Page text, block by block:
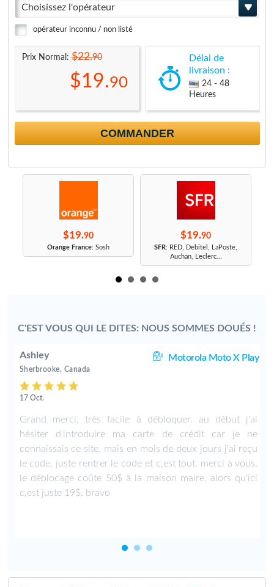
Choisissez l'opérateur
opérateur inconnu / non listé
Prix Normal:$22.90
$19.90
Délai de
livraison :
24 - 48
Heures
COMMANDER
$19.90
Orange France: Sosh
$19.90
SFR: RED, Debitel, LaPoste,
Auchan, Leclerc...
C'EST VOUS QUI LE DITES: NOUS SOMMES DOUÉS !
Ashley Motorola Moto X Play
Sherbrooke, Canada
17 Oct.
Grand merci, très facile à débloquer. au début j'ai
hésiter d'introduire ma carte de crédit car je ne
connaissais ce site. mais en mois de deux jours j'ai reçu
le code. juste rentrer le code et c,est tout. merci à vous.
le déblocage coûte 50$ à la maison maire, alors qu'ici
c,est juste 19$. bravo